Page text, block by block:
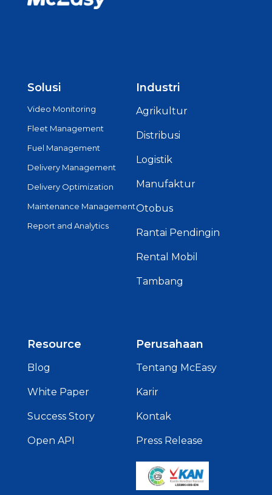
Solusi
Video Monitoring
Fleet Management
Fuel Management
Delivery Management
Delivery Optimization
Maintenance Management
Report and Analytics
Industri
Agrikultur
Distribusi
Logistik
Manufaktur
Otobus
Rantai Pendingin
Rental Mobil
Tambang
Resource
Blog
White Paper
Success Story
Open API
Perusahaan
Tentang McEasy
Karir
Kontak
Press Release